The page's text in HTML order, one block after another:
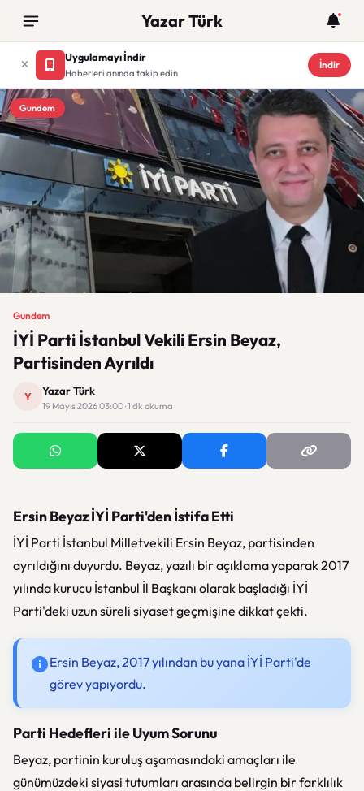
Yazar Türk
Uygulamayı İndir
Haberleri anında takip edin
İndir
Gundem
Gundem
İYİ Parti İstanbul Vekili Ersin Beyaz,
Partisinden Ayrıldı
Y Yazar Türk
19 Mayıs 2026 03:00 · 1 dk okuma
Ersin Beyaz İYİ Parti'den İstifa Etti
İYİ Parti İstanbul Milletvekili Ersin Beyaz, partisinden
ayrıldığını duyurdu. Beyaz, yazılı bir açıklama yaparak 2017
yılında kurucu İstanbul İl Başkanı olarak başladığı İYİ
Parti'deki uzun süreli siyaset geçmişine dikkat çekti.
Ersin Beyaz, 2017 yılından bu yana İYİ Parti'de
görev yapıyordu.
Parti Hedefleri ile Uyum Sorunu
Beyaz, partinin kuruluş aşamasındaki amaçları ile
günümüzdeki siyasi tutumları arasında belirgin bir farklılık